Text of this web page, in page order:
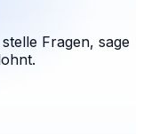
Fragen, sage